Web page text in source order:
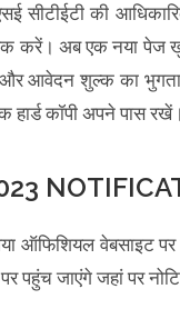
सीटीईटी की
करें। अब एक नया पेज
आवेदन शुल्क का
कॉपी अपने पास रखें।
ऑफिशियल वेबसाइट
पहुंच जाएंगे जहां पर